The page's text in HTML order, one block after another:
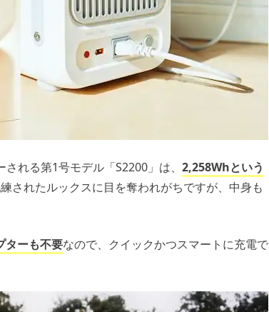
れる第1号モデル「S2200」は、 2,258Whという
されたルックスに目を奪われがちですが、中身も
ターも不要なので、クイックかつスマートに充電で